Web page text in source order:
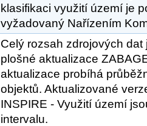
klasifikaci využití území je
vyžadovaný Nařízením
Celý rozsah zdrojových
plošné aktualizace
aktualizace probíhá
objektů. Aktualizované
INSPIRE - Využití území
intervalu.